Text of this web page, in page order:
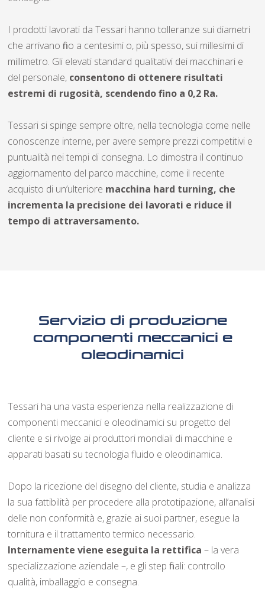
I prodotti lavorati da Tessari hanno tolleranze sui diametri
che arrivano fino a centesimi o, più spesso, sui millesimi di
millimetro. Gli elevati standard qualitativi dei macchinari e
del personale, consentono di ottenere risultati
estremi di rugosità, scendendo fino a 0,2 Ra.
Tessari si spinge sempre oltre, nella tecnologia come nelle
conoscenze interne, per avere sempre prezzi competitivi e
puntualità nei tempi di consegna. Lo dimostra il continuo
aggiornamento del parco macchine, come il recente
acquisto di un’ulteriore macchina hard turning, che
incrementa la precisione dei lavorati e riduce il
tempo di attraversamento.
Servizio di produzione
componenti meccanici e
oleodinamici
Tessari ha una vasta esperienza nella realizzazione di
componenti meccanici e oleodinamici su progetto del
cliente e si rivolge ai produttori mondiali di macchine e
apparati basati su tecnologia fluido e oleodinamica.
Dopo la ricezione del disegno del cliente, studia e analizza
la sua fattibilità per procedere alla prototipazione, all’analisi
delle non conformità e, grazie ai suoi partner, esegue la
tornitura e il trattamento termico necessario.
Internamente viene eseguita la rettifica – la vera
specializzazione aziendale –, e gli step finali: controllo
qualità, imballaggio e consegna.